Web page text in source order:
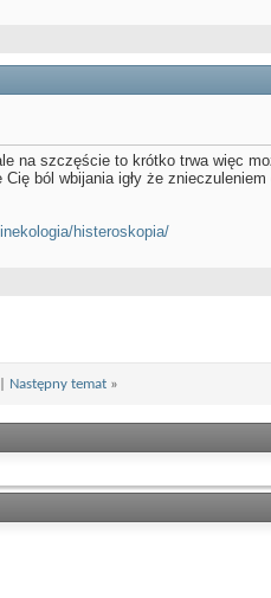
na szczęście to krótko trwa więc
ból wbijania igły że
histeroskopia/
Następny temat »